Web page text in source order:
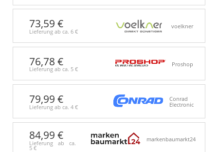
73,59 €
Lieferung ab ca. 6 €
voelkner
76,78 €
Lieferung ab ca. 5 €
Proshop
79,99 €
Lieferung ab ca. 4 €
Conrad
Electronic
84,99 €
Lieferung ab ca.
5 €
markenbaumarkt24